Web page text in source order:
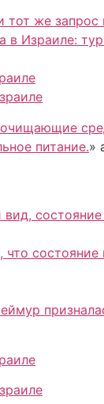
же запрос
в Израиле:
питание.»
что